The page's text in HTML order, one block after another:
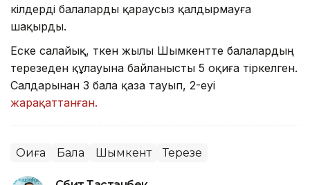
өкілдерді балаларды қараусыз қалдырмауға
шақырды.
Еске салайық, өткен жылы Шымкентте балалардың
терезеден құлауына байланысты 5 оқиға тіркелген.
Салдарынан 3 бала қаза тауып, 2-еуі
жарақаттанған.
Оқиға Бала Шымкент Терезе